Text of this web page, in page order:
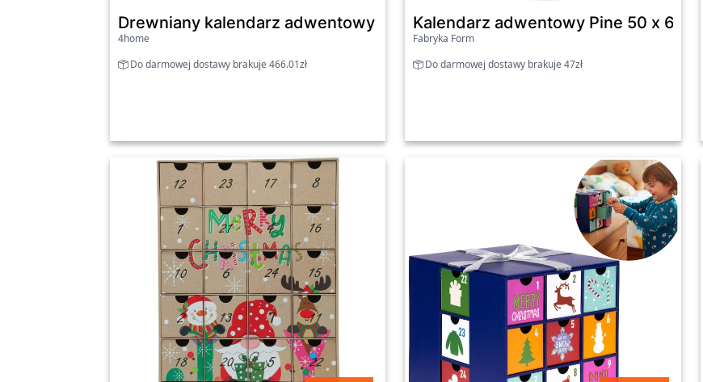
Drewniany kalendarz adwentowy Samochód, 40 cm
4home
Do darmowej dostawy brakuje 466.01zł
Kalendarz adwentowy Pine 50 x 69
Fabryka Form
Do darmowej dostawy brakuje 47zł